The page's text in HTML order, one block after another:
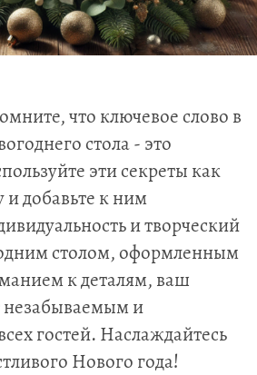
что ключевое слово в
стола - это
эти секреты как
и добавьте к ним
и творческий
столом, оформленным
к деталям, ваш
незабываемым и
гостей. Наслаждайтесь
Нового года!